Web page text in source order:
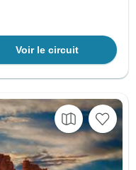
Voir le circuit